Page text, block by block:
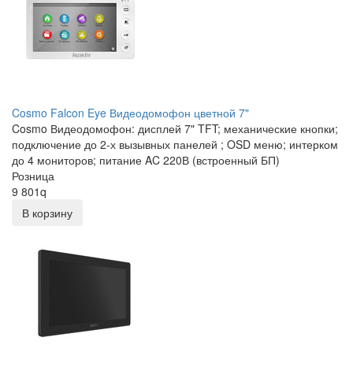
Cosmo Falcon Eye Видеодомофон цветной 7"
Cosmo Видеодомофон: дисплей 7" TFT; механические кнопки;
подключение до 2-х вызывных панелей ; OSD меню; интерком
до 4 мониторов; питание AC 220В (встроенный БП)
Розница
9 801q
В корзину